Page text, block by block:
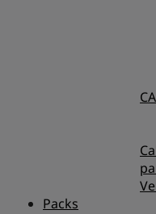
Packs